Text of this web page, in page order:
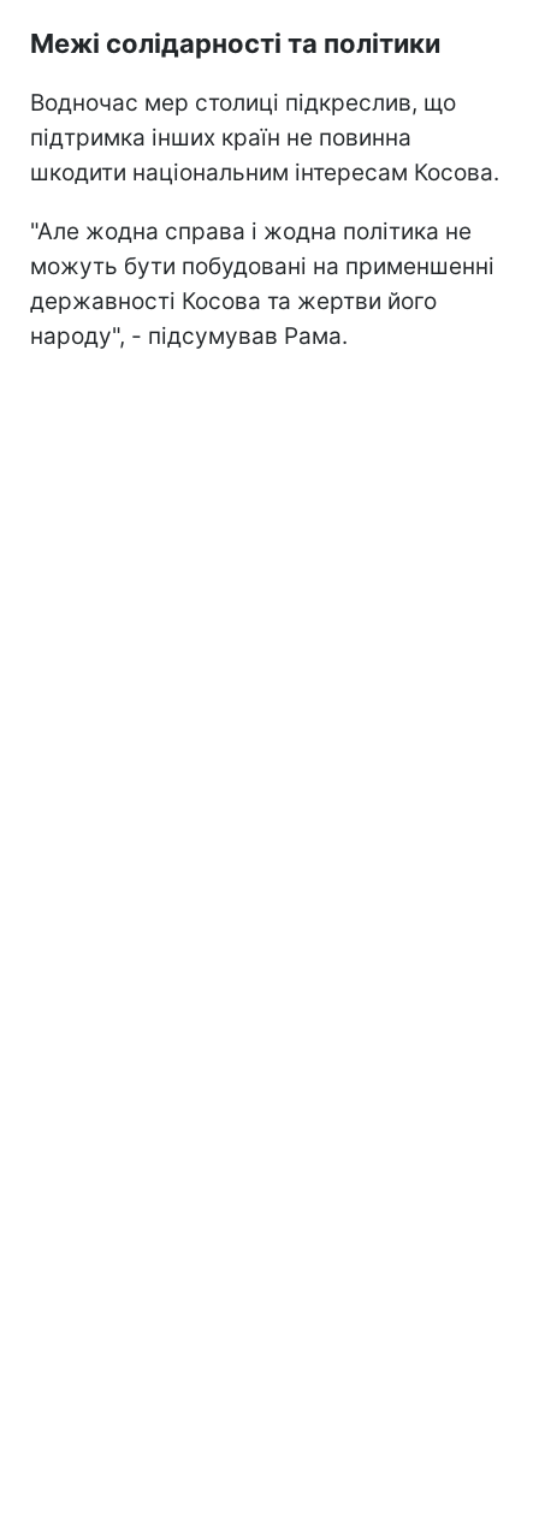
Межі солідарності та політики
Водночас мер столиці підкреслив, що
підтримка інших країн не повинна
шкодити національним інтересам Косова.
"Але жодна справа і жодна політика не
можуть бути побудовані на применшенні
державності Косова та жертви його
народу", - підсумував Рама.